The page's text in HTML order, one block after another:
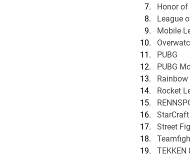
Honor of
League
Mobile
PUBG
PUBG
Rainbow
Rocket
StarCraft
Street
TEKKEN